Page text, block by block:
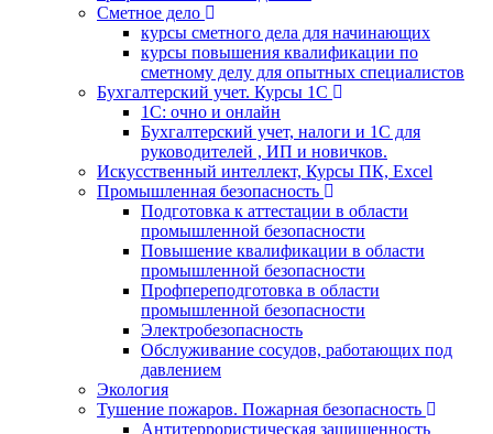
Сметное дело
курсы сметного дела для начинающих
курсы повышения квалификации по
сметному делу для опытных специалистов
Бухгалтерский учет. Курсы 1С
1С: очно и онлайн
Бухгалтерский учет, налоги и 1С для
руководителей , ИП и новичков.
Искусственный интеллект, Курсы ПК, Excel
Промышленная безопасность
Подготовка к аттестации в области
промышленной безопасности
Повышение квалификации в области
промышленной безопасности
Профпереподготовка в области
промышленной безопасности
Электробезопасность
Обслуживание сосудов, работающих под
давлением
Экология
Тушение пожаров. Пожарная безопасность
Антитеррористическая защищенность